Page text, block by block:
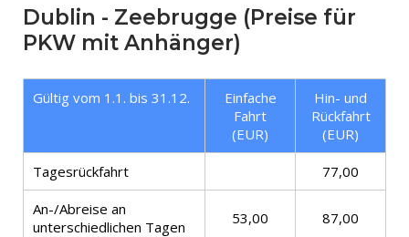
Dublin - Zeebrugge (Preise für
PKW mit Anhänger)
Gültig vom 1.1. bis 31.12.
Einfache
Fahrt
(EUR)
Hin- und
Rückfahrt
(EUR)
Tagesrückfahrt 77,00
An-/Abreise an
unterschiedlichen Tagen
53,00 87,00